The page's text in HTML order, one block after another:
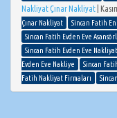
Nakliyat Çınar Nakliyat
Çınar Nakliyat
Sincan Fatih
Sincan Fatih Evden Eve
Sincan Fatih Evden Eve Nakliyat
Evden Eve Nakliye
Sincan
Fatih Nakliyat Firmaları